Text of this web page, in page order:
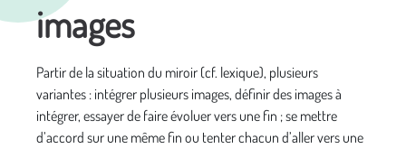
images
Partir de la situation du miroir (cf. lexique), plusieurs
variantes : intégrer plusieurs images, définir des images à
intégrer, essayer de faire évoluer vers une fin ; se mettre
d’accord sur une même fin ou tenter chacun d’aller vers une